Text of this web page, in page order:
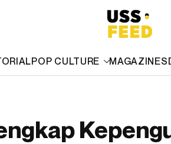
POP CULTURE MAGAZINES